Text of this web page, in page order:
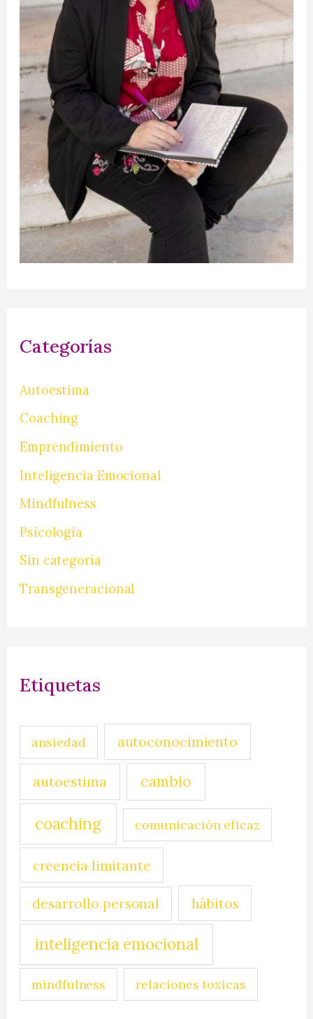
Categorías
Autoestima
Coaching
Emprendimiento
Inteligencia Emocional
Mindfulness
Psicología
Sin categoría
Transgeneracional
Etiquetas
ansiedad autoconocimiento
autoestima cambio
coaching comunicación eficaz
creencia limitante
desarrollo personal hábitos
inteligencia emocional
mindfulness relaciones toxicas